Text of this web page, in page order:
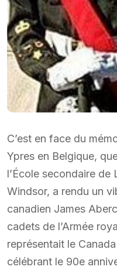
C’est en face du
Ypres en Belgique,
l’École secondaire
Windsor, a rendu un
canadien James
cadets de l’Armée
représentait le
célébrant le 90e